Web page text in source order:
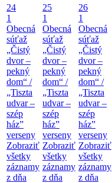
24
1
Obecná
súťaž
„Čistý
dvor –
pekný
dom“ /
„Tiszta
udvar –
szép
ház”
verseny
Zobraziť
všetky
záznamy
z dňa
25
1
Obecná
súťaž
„Čistý
dvor –
pekný
dom“ /
„Tiszta
udvar –
szép
ház”
verseny
Zobraziť
všetky
záznamy
z dňa
26
1
Obecná
súťaž
„Čistý
dvor –
pekný
dom“ /
„Tiszta
udvar –
szép
ház”
verseny
Zobraziť
všetky
záznamy
z dňa